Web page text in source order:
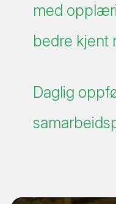
med
bedre kjent
Daglig